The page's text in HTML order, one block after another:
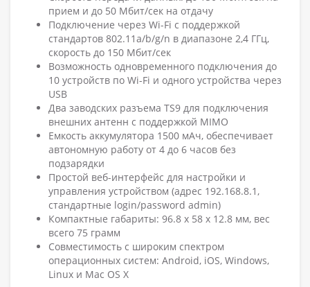
прием и до 50 Мбит/сек на отдачу
Подключение через Wi-Fi с поддержкой
стандартов 802.11a/b/g/n в диапазоне 2,4 ГГц,
скорость до 150 Мбит/сек
Возможность одновременного подключения до
10 устройств по Wi-Fi и одного устройства через
USB
Два заводских разъема TS9 для подключения
внешних антенн с поддержкой MIMO
Емкость аккумулятора 1500 мАч, обеспечивает
автономную работу от 4 до 6 часов без
подзарядки
Простой веб-интерфейс для настройки и
управления устройством (адрес 192.168.8.1,
стандартные login/password admin)
Компактные габариты: 96.8 х 58 х 12.8 мм, вес
всего 75 грамм
Совместимость с широким спектром
операционных систем: Android, iOS, Windows,
Linux и Mac OS X